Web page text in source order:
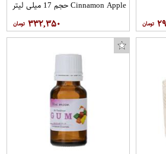
Cinnamon Apple حجم 17 میلی لیتر
۳۳۲,۳۵۰